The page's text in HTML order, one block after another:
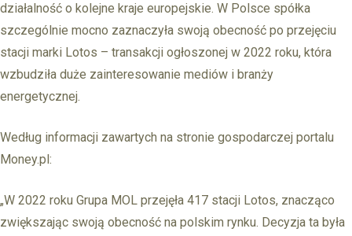
działalność o kolejne kraje europejskie. W Polsce spółka
szczególnie mocno zaznaczyła swoją obecność po przejęciu
stacji marki Lotos – transakcji ogłoszonej w 2022 roku, która
wzbudziła duże zainteresowanie mediów i branży
energetycznej.
Według informacji zawartych na stronie gospodarczej portalu
Money.pl:
„W 2022 roku Grupa MOL przejęła 417 stacji Lotos, znacząco
zwiększając swoją obecność na polskim rynku. Decyzja ta była